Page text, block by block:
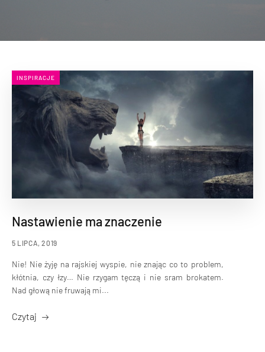
INSPIRACJE
Nastawienie ma znaczenie
5 LIPCA, 2019
Nie! Nie żyję na rajskiej wyspie, nie znając co to problem,
kłótnia, czy łzy… Nie rzygam tęczą i nie sram brokatem.
Nad głową nie fruwają mi...
Czytaj